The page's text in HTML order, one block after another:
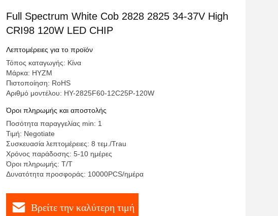
Full Spectrum White Cob 2828 2825 34-37V High
CRI98 120W LED CHIP
Λεπτομέρειες για το προϊόν
Τόπος καταγωγής: Κίνα
Μάρκα: HYZM
Πιστοποίηση: RoHS
Αριθμό μοντέλου: HY-2825F60-12C25P-120W
Όροι πληρωμής και αποστολής
Ποσότητα παραγγελίας min: 1
Τιμή: Negotiate
Συσκευασία λεπτομέρειες: 8 τεμ./Trau
Χρόνος παράδοσης: 5-10 ημέρες
Όροι πληρωμής: Τ/Τ
Δυνατότητα προσφοράς: 10000PCS/ημέρα
Βρείτε την καλύτερη τιμή